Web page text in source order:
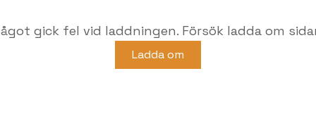
gick fel vid laddningen. Försök ladda om
Ladda om